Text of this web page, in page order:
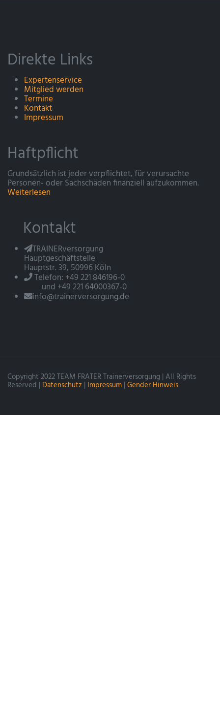
Direkte Links
Expertenservice
Mitglied werden
Termine
Kontakt
Impressum
Haftpflicht
Grundsätzlich ist jeder verpflichtet, für verursachte
Personen- oder Sachschäden finanziell aufzukommen.
Weiterlesen
Kontakt
TRAINERversorgung
Hauptgeschäftstelle
Hauptstr. 39, 50996 Köln
Telefon: +49 221 846196-0
und +49 221 64000367-0
info@trainerversorgung.de
Copyright 2022 TEAM FRATER Trainerversorgung | All Rights
Reserved | Datenschutz | Impressum | Gender Hinweis